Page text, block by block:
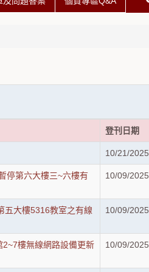
登刊日期
10/21/2025
停第六大樓三~六樓有
10/09/2025
五大樓5316教室之有線
10/09/2025
樓無線網路設備更新
10/09/2025